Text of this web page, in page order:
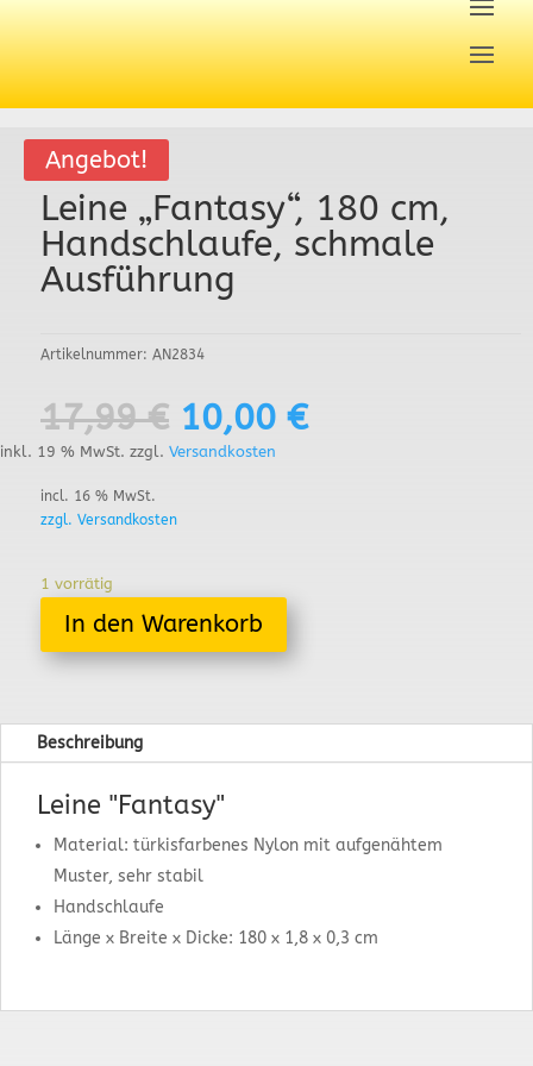
Angebot!
Leine „Fantasy“, 180 cm,
Handschlaufe, schmale
Ausführung
Artikelnummer: AN2834
17,99€ 10,00 €
inkl. 19 % MwSt. zzgl. Versandkosten
incl. 16 % MwSt.
zzgl. Versandkosten
1 vorrätig
In den Warenkorb
Beschreibung
Leine "Fantasy"
Material: türkisfarbenes Nylon mit aufgenähtem
Muster, sehr stabil
Handschlaufe
Länge x Breite x Dicke: 180 x 1,8 x 0,3 cm